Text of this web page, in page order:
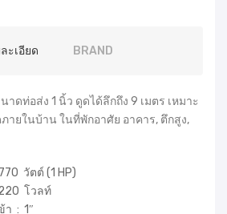
ะเอียด BRAND
าดท่อส่ง 1 นิ้ว ดูดได้ลึกถึง 9 เมตร เหมาะ
ายในบ้าน ในที่พักอาศัย อาคาร, ตึกสูง,
วัตต์ (1 HP)
โวลท์
า : 1″